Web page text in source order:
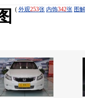
( 外观253张 内饰342张 图解